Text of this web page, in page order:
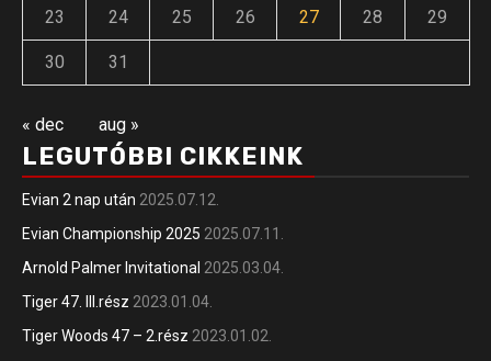
23 24 25 26 27 28 29
30 31
« dec aug »
LEGUTÓBBI CIKKEINK
Evian 2 nap után 2025.07.12.
Evian Championship 2025 2025.07.11.
Arnold Palmer Invitational 2025.03.04.
Tiger 47. III.rész 2023.01.04.
Tiger Woods 47 – 2.rész 2023.01.02.